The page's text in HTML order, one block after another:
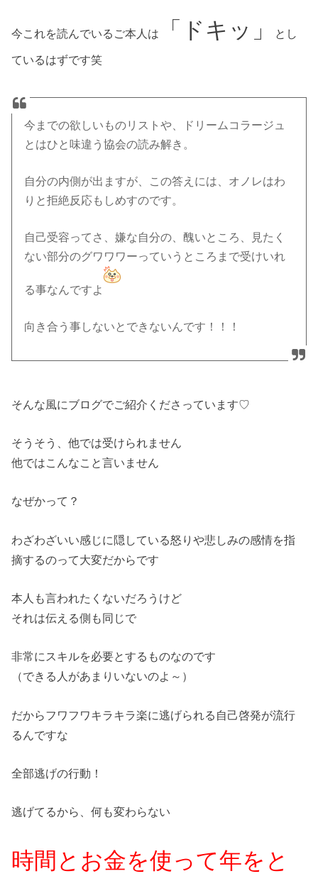
今これを読んでいるご本人は 「ドキッ」 とし
ているはずです笑
今までの欲しいものリストや、ドリームコラージュ
とはひと味違う協会の読み解き。
自分の内側が出ますが、この答えには、オノレはわ
りと拒絶反応もしめすのです。
自己受容ってさ、嫌な自分の、醜いところ、見たく
ない部分のグワワワーっていうところまで受けいれ
る事なんですよ
向き合う事しないとできないんです！！！
そんな風にブログでご紹介くださっています♡
そうそう、他では受けられません
他ではこんなこと言いません
なぜかって？
わざわざいい感じに隠している怒りや悲しみの感情を指
摘するのって大変だからです
本人も言われたくないだろうけど
それは伝える側も同じで
非常にスキルを必要とするものなのです
（できる人があまりいないのよ～）
だからフワフワキラキラ楽に逃げられる自己啓発が流行
るんですな
全部逃げの行動！
逃げてるから、何も変わらない
時間とお金を使って年をと